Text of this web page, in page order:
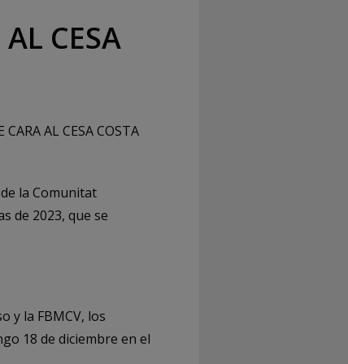
CESA
AL CESA COSTA
la Comunitat
de 2023, que se
y la FBMCV, los
18 de diciembre en el